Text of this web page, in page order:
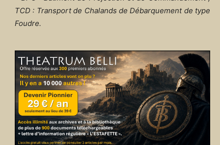
TCD : Transport de Chalands de Débarquement de type
Foudre.